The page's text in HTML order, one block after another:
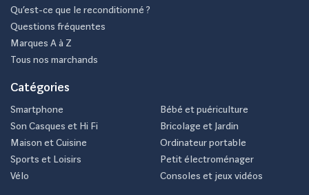
Qu’est-ce que le reconditionné ?
Questions fréquentes
Marques A à Z
Tous nos marchands
Catégories
Smartphone
Son Casques et Hi Fi
Maison et Cuisine
Sports et Loisirs
Vélo
Bébé et puériculture
Bricolage et Jardin
Ordinateur portable
Petit électroménager
Consoles et jeux vidéos